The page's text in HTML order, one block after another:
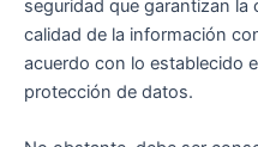
seguridad que garantizan
calidad de la información
acuerdo con lo establecido
protección de datos.